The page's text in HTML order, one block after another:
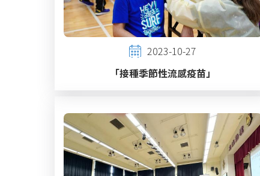
2023-10-27
「接種季節性流感疫苗」